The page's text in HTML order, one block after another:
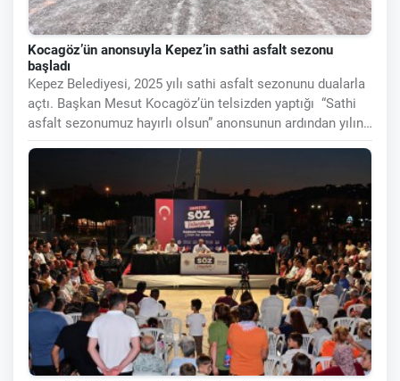
Kocagöz’ün anonsuyla Kepez’in sathi asfalt sezonu
başladı
Kepez Belediyesi, 2025 yılı sathi asfalt sezonunu dualarla
açtı. Başkan Mesut Kocagöz’ün telsizden yaptığı “Sathi
asfalt sezonumuz hayırlı olsun” anonsunun ardından yılın
ilk